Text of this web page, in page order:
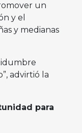
un
y el
y medianas
advirtió la
para